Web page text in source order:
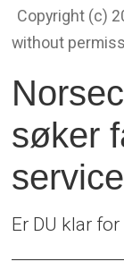
Copyright (c)
without
søker
Er DU klar